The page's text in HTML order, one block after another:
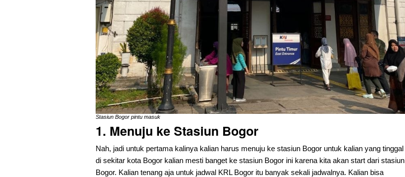
Stasiun Bogor pintu masuk
1. Menuju ke Stasiun Bogor
Nah, jadi untuk pertama kalinya kalian harus menuju ke stasiun Bogor untuk kalian yang tinggal
di sekitar kota Bogor kalian mesti banget ke stasiun Bogor ini karena kita akan start dari stasiun
Bogor. Kalian tenang aja untuk jadwal KRL Bogor itu banyak sekali jadwalnya. Kalian bisa